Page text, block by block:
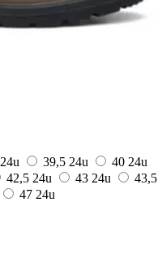
24u 39,5 24u 40 24u
42,5 24u 43 24u
43,5
47 24u